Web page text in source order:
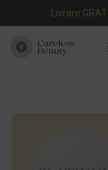
Livrare